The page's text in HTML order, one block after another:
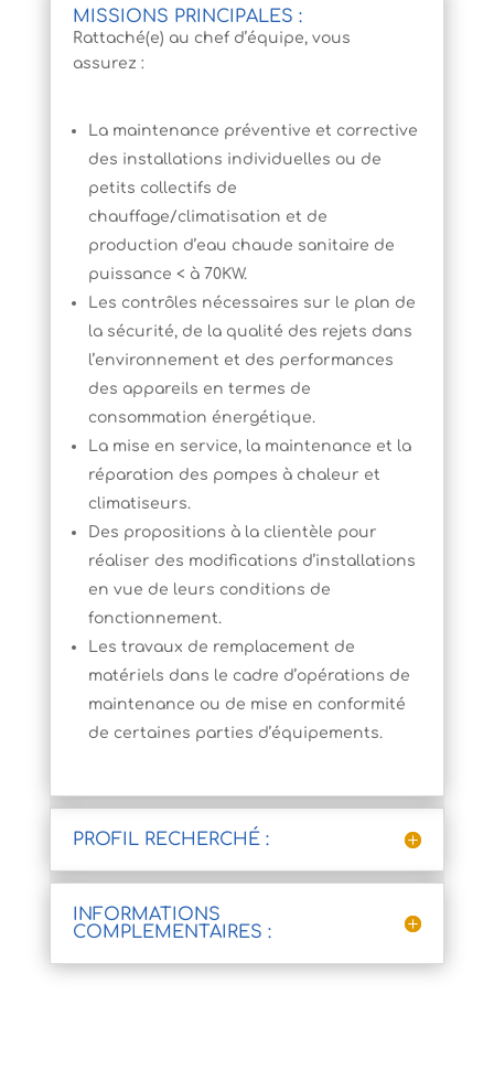
MISSIONS PRINCIPALES :
Rattaché(e) au chef d’équipe, vous
assurez :
La maintenance préventive et corrective
des installations individuelles ou de
petits collectifs de
chauffage/climatisation et de
production d’eau chaude sanitaire de
puissance < à 70KW.
Les contrôles nécessaires sur le plan de
la sécurité, de la qualité des rejets dans
l’environnement et des performances
des appareils en termes de
consommation énergétique.
La mise en service, la maintenance et la
réparation des pompes à chaleur et
climatiseurs.
Des propositions à la clientèle pour
réaliser des modifications d’installations
en vue de leurs conditions de
fonctionnement.
Les travaux de remplacement de
matériels dans le cadre d’opérations de
maintenance ou de mise en conformité
de certaines parties d’équipements.
PROFIL RECHERCHÉ :
INFORMATIONS
COMPLEMENTAIRES :